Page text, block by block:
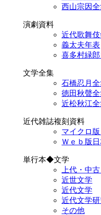
西山宗因
演劇資料
近代歌舞
義太夫年表
喜多村緑
文学全集
石橋忍月
徳田秋聲
近松秋江
近代雑誌複刻資料
マイクロ
Ｗｅｂ版
単行本◆文学
上代・中
近世文学
近代文学
近代文学
その他